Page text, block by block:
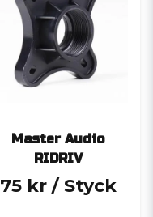
Master Audio
RIDRIV
75 kr / Styck